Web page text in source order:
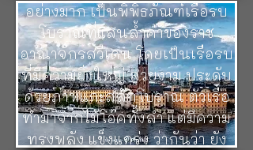
อย่างมาก เป็นพิพิธภัณฑ์เรือรบ
โบราณที่แสนล้ำค่าของราช
อาณาจักรสวีเดน โดยเป็นเรือรบ
ที่มีความยิ่งใหญ่ สวยงาม ประดับ
ด้วยภาพแกะสลักโบราณ ตัวเรือ
ทำมาจากไม้โอ๊คทั้งลำ แต่มีความ
ทรงพลัง แข็งแกร่ง ว่ากันว่า ยัง